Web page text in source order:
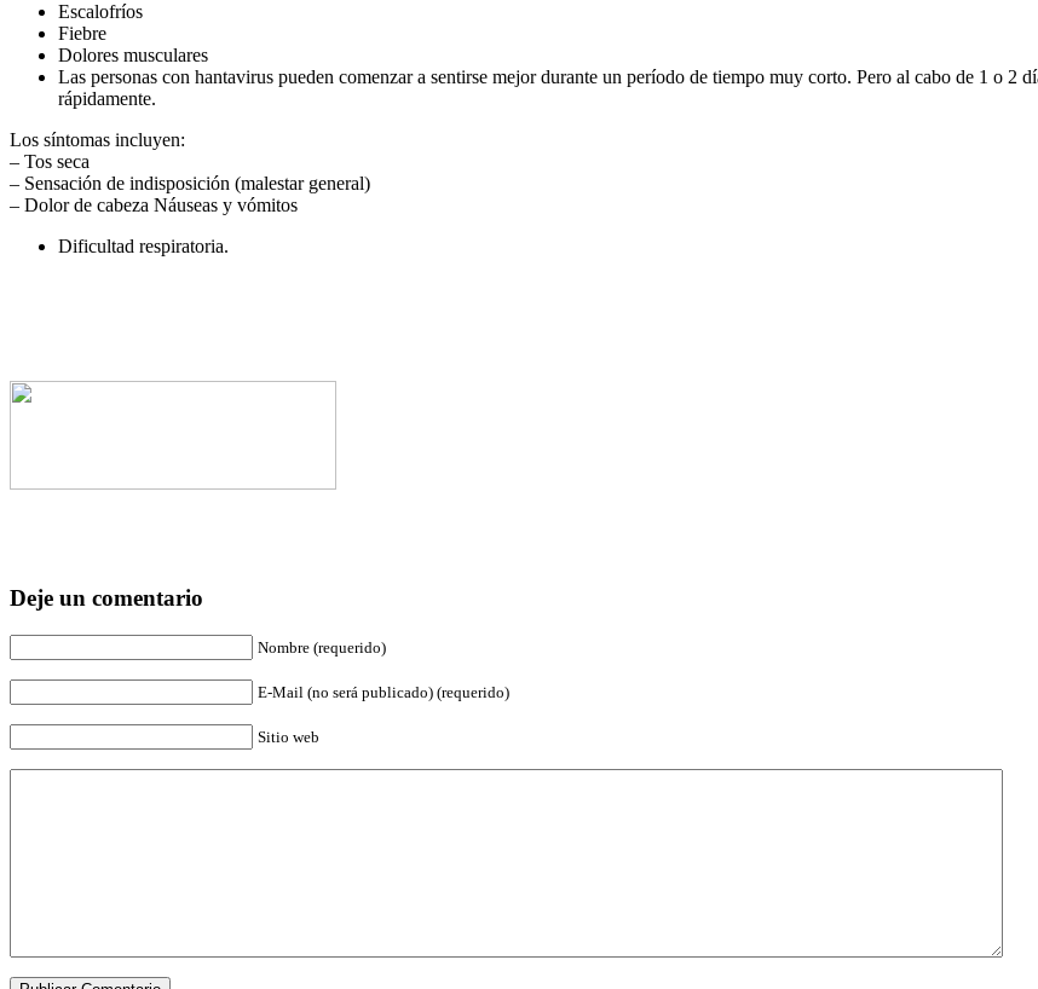
Escalofríos
Fiebre
Dolores musculares
Las personas con hantavirus pueden comenzar a sentirse mejor durante un período de tiempo muy corto. Pero al cabo de 1 o 2
rápidamente.
Los síntomas incluyen:
– Tos seca
– Sensación de indisposición (malestar general)
– Dolor de cabeza Náuseas y vómitos
Dificultad respiratoria.
Deje un comentario
Nombre (requerido)
E-Mail (no será publicado) (requerido)
Sitio web